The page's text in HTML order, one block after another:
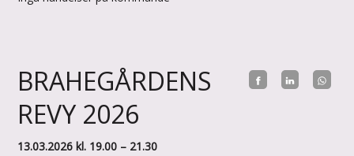
BRAHEGÅRDENS
REVY 2026
13.03.2026 kl. 19.00 – 21.30